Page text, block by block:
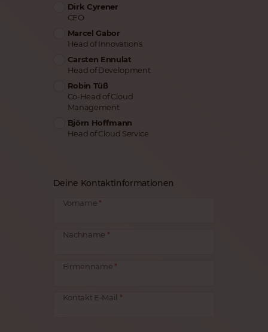
Dirk Cyrener
CEO
Marcel Gabor
Head of Innovations
Carsten Ennulat
Head of Development
Robin Tüß
Co-Head of Cloud
Management
Björn Hoffmann
Head of Cloud Service
Deine Kontaktinformationen
Vorname
Nachname
Firmenname
Kontakt E-Mail